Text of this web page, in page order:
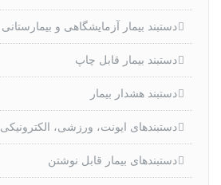
دستبند بیمار آزمایشگاهی و بیمارستانی
دستبند بیمار قابل چاپ
دستبند هشدار بیمار
دستبندهای ایونت، ورزشی، الکترونیکی
دستبندهای بیمار قابل نوشتن